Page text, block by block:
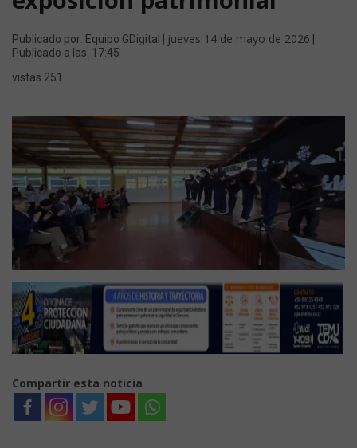
Publicado por: Equipo GDigital | jueves 14 de mayo de 2026
Publicado a las: 17:45
vistas 251
Compartir esta noticia